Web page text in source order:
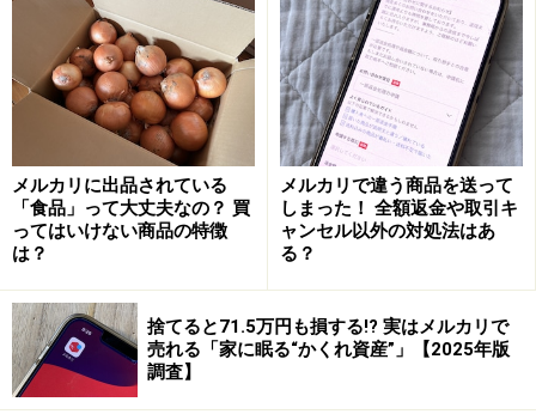
2. 折りたためない「麦わら帽子」
折りたたむことができない麦わら帽子は梱包サイズが大きく
夏に使う麦わら帽子は、小さく折りたためないことが多
く、その分梱包した後のサイズが大きくなってしまいま
す。つばが広いと帽子の直径が大きくなり、さらに高さ
メルカリに出品されている
「食品」って大丈夫なの？ 買
ってはいけない商品の特徴
は？
メルカリで違う商品を送って
しまった！ 全額返金や取引キ
ャンセル以外の対処法はあ
る？
捨てると71.5万円も損する!? 実はメルカリで
売れる「家に眠る“かくれ資産”」【2025年版
調査】